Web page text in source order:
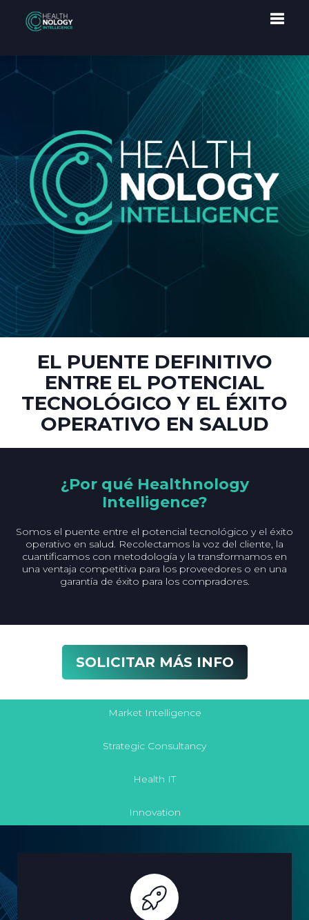
EL PUENTE DEFINITIVO
ENTRE EL POTENCIAL
TECNOLÓGICO Y EL ÉXITO
OPERATIVO EN SALUD
¿Por qué Healthnology
Intelligence?
Somos el puente entre el potencial tecnológico y el éxito
operativo en salud. Recolectamos la voz del cliente, la
cuantificamos con metodología y la transformamos en
una ventaja competitiva para los proveedores o en una
garantía de éxito para los compradores.
SOLICITAR MÁS INFO
Market Intelligence
Strategic Consultancy
Health IT
Innovation